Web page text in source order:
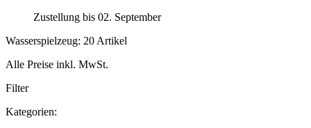
Zustellung bis 02. September
Wasserspielzeug: 20 Artikel
Alle Preise inkl. MwSt.
Filter
Kategorien: